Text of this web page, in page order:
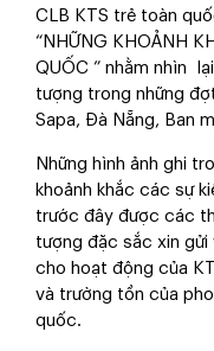
CLB KTS trẻ toàn
“NHỮNG KHOẢNH
QUỐC ” nhằm nhìn
tượng trong những
Sapa, Đà Nẵng, Ban
Những hình ảnh ghi
khoảnh khắc các sự
trước đây được các
tượng đặc sắc xin gửi
cho hoạt động của
và trường tồn của
quốc.